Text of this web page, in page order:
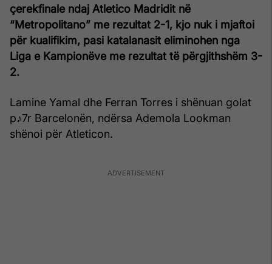
çerekfinale ndaj Atletico Madridit në
“Metropolitano” me rezultat 2-1, kjo nuk i mjaftoi
për kualifikim, pasi katalanasit eliminohen nga
Liga e Kampionëve me rezultat të përgjithshëm 3-
2.
Lamine Yamal dhe Ferran Torres i shënuan golat
p♪7r Barcelonën, ndërsa Ademola Lookman
shënoi për Atleticon.